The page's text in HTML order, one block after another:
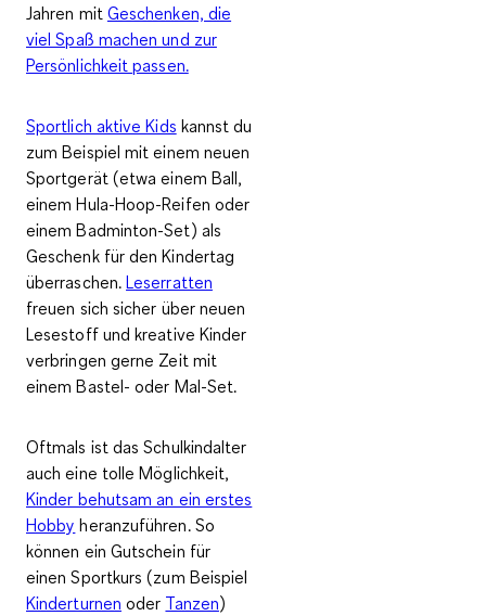
Jahren mit Geschenken, die
viel Spaß machen und zur
Persönlichkeit passen.
Sportlich aktive Kids kannst du
zum Beispiel mit einem neuen
Sportgerät (etwa einem Ball,
einem Hula-Hoop-Reifen oder
einem Badminton-Set) als
Geschenk für den Kindertag
überraschen.Leserratten
freuen sich sicher über neuen
Lesestoff und kreative Kinder
verbringen gerne Zeit mit
einem Bastel- oder Mal-Set.
Oftmals ist das Schulkindalter
auch eine tolle Möglichkeit,
Kinder behutsam an ein erstes
Hobby heranzuführen. So
können ein Gutschein für
einen Sportkurs (zum Beispiel
Kinderturnen oder Tanzen)